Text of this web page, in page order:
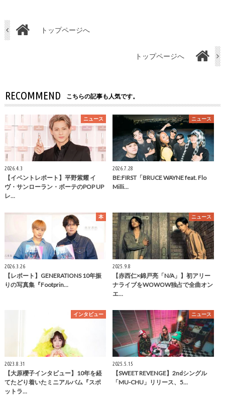
トップページへ
トップページへ
RECOMMEND こちらの記事も人気です。
ニュース
2026.4.3
【イベントレポート】平野紫耀 イ
ヴ・サンローラン・ボーテのPOP UP
レ…
ニュース
2026.7.28
BE:FIRST「BRUCE WAYNE feat. Flo
Milli…
本
2026.3.26
【レポート】GENERATIONS 10年振
りの写真集『Footprin…
ニュース
2025.9.8
【赤西仁×錦戸亮「N/A」】初アリー
ナライブをWOWOW独占で全曲オン
エ…
インタビュー
2023.8.31
【大原櫻子インタビュー】10年を経
てたどり着いたミニアルバム『スポ
ットラ…
ニュース
2025.5.15
【SWEET REVENGE】2ndシングル
「MU-CHU」リリース、5…